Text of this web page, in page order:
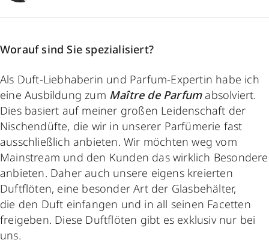
Worauf sind Sie spezialisiert?
Als Duft-Liebhaberin und Parfum-Expertin habe ich
eine Ausbildung zum Maître de Parfumabsolviert.
Dies basiert auf meiner großen Leidenschaft der
Nischendüfte, die wir in unserer Parfümerie fast
ausschließlich anbieten. Wir möchten weg vom
Mainstream und den Kunden das wirklich Besondere
anbieten. Daher auch unsere eigens kreierten
Duftflöten, eine besonder Art der Glasbehälter,
die den Duft einfangen und in all seinen Facetten
freigeben. Diese Duftflöten gibt es exklusiv nur bei
uns.